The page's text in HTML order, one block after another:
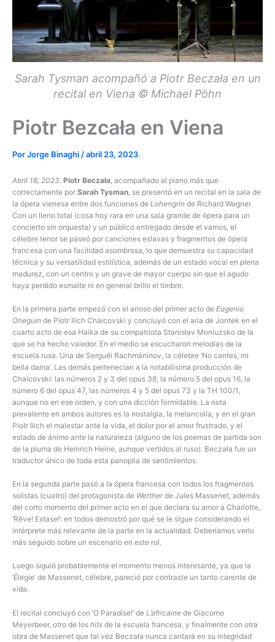
Sarah Tysman acompañó a Piotr Beczała en un
recital en Viena © Michael Pöhn
Piotr Bezcała en Viena
PorJorge Binaghi /abril 23, 2023
Abril 18, 2023. Piotr Beczała , acompañado al piano más que
correctamente por Sarah Tysman , se presentó en un recital en la sala de
la ópera vienesa entre dos funciones de Lohengrin de Richard Wagner.
Con un lleno total (cosa hoy rara en una sala grande de ópera para un
concierto sin orquesta) y un público entregado desde el vamos, el
célebre tenor se paseó por canciones eslavas y fragmentos de ópera
francesa con una facilidad asombrosa, lo que demuestra su capacidad
técnica y su versatilidad estilística, además de un estado vocal en plena
madurez, con un centro y un grave de mayor cuerpo sin que el agudo
haya perdido esmalte ni en general brillo el timbre.
En la primera parte empezó con el arioso del primer acto de Eugenio
Oneguin de Piotr Ilich Chaicovski y concluyó con el aria de Jontek en el
cuarto acto de esa Halka de su compatriota Stanisłav Moniuzsko de la
que se ha hecho valedor. En el medio se escucharon melodías de la
escuela rusa. Una de Serguéi Rachmáninov, la célebre ‘No cantes, mi
bella dama’. Las demás pertenecían a la notabilísima producción de
Chaicovski: las números 2 y 3 del opus 38, la número 5 del opus 16, la
número 6 del opus 47, las números 4 y 5 del opus 73 y la TH 100/1,
aunque no en ese orden, y con una dicción formidable. La nota
prevalente en ambos autores es la nostalgia, la melancolía, y en el gran
Piotr Ilich el malestar ante la vida, el dolor por el amor frustrado, y el
estado de ánimo ante la naturaleza (alguno de los poemas de partida son
de la pluma de Heinrich Heine, aunque vertidos al ruso). Beczała fue un
traductor único de toda esta panoplia de sentimientos.
En la segunda parte pasó a la ópera francesa con todos los fragmentos
solistas (cuatro) del protagonista de Wertherde Jules Massenet, además
del corto momento del primer acto en el que declara su amor a Charlotte,
‘Rêve! Extase!’: en todos demostró por qué se le sigue considerando el
intérprete más relevante de la parte en la actualidad. Deberíamos verlo
más seguido sobre un escenario en este rol.
Luego siguió probablemente el momento menos interesante, ya que la
‘Élegie’ de Massenet, célebre, pareció por contraste un tanto carente de
vida.
El recital concluyó con ‘O Paradise!’ de L’africaine de Giacomo
Meyerbeer, otro de los hits de la escuela francesa, y finalmente con otra
obra de Massenet que tal vez Beczała nunca cantará en su integridad